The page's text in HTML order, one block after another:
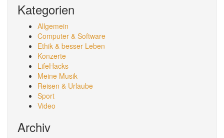
Kategorien
Allgemein
Computer & Software
Ethik & besser Leben
Konzerte
LifeHacks
Meine Musik
Reisen & Urlaube
Sport
Video
Archiv